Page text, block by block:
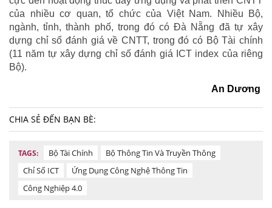
của nhiều cơ quan, tổ chức của Việt Nam. Nhiều Bộ,
ngành, tỉnh, thành phố, trong đó có Đà Nẵng đã tự xây
dựng chỉ số đánh giá về CNTT, trong đó có Bộ Tài chính
(11 năm tự xây dựng chỉ số đánh giá ICT index của riêng
Bộ).
An Dương
CHIA SẺ ĐẾN BẠN BÈ:
TAGS: Bộ Tài Chính
Bộ Thông Tin Và Truyền Thông
Chỉ Số ICT
Ứng Dụng Công Nghệ Thông Tin
Công Nghiệp 4.0